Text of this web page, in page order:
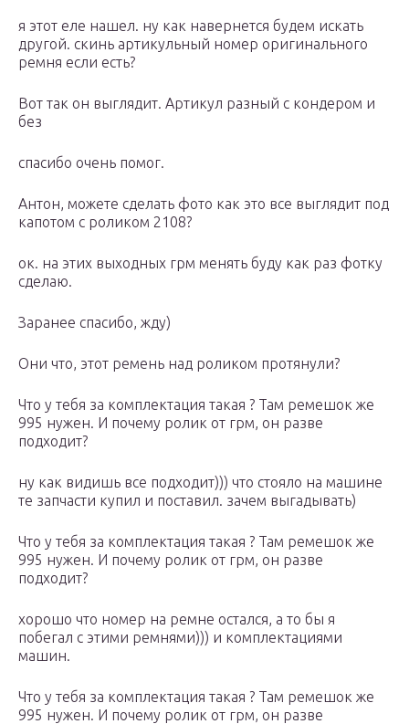
я этот еле нашел. ну как навернется будем искать
другой. скинь артикульный номер оригинального
ремня если есть?
Вот так он выглядит. Артикул разный с кондером и
без
спасибо очень помог.
Антон, можете сделать фото как это все выглядит под
капотом с роликом 2108?
ок. на этих выходных грм менять буду как раз фотку
сделаю.
Заранее спасибо, жду)
Они что, этот ремень над роликом протянули?
Что у тебя за комплектация такая ? Там ремешок же
995 нужен. И почему ролик от грм, он разве
подходит?
ну как видишь все подходит))) что стояло на машине
те запчасти купил и поставил. зачем выгадывать)
Что у тебя за комплектация такая ? Там ремешок же
995 нужен. И почему ролик от грм, он разве
подходит?
хорошо что номер на ремне остался, а то бы я
побегал с этими ремнями))) и комплектациями
машин.
Что у тебя за комплектация такая ? Там ремешок же
995 нужен. И почему ролик от грм, он разве